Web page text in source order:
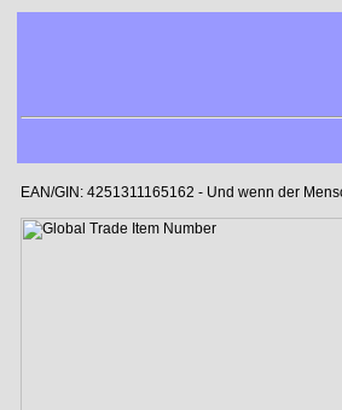
EAN/GIN: 4251311165162 - Und wenn der